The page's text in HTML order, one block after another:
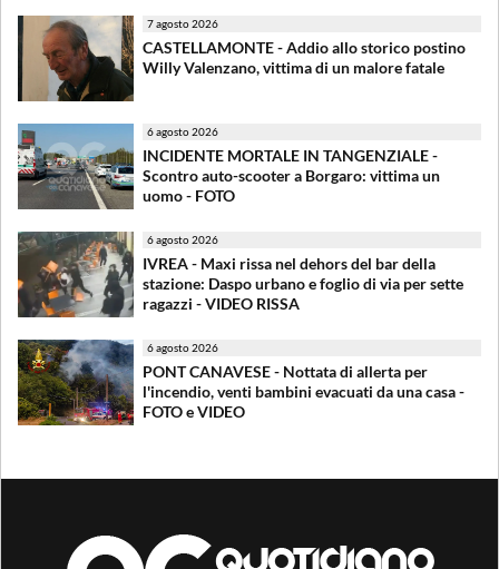
7 agosto 2026
CASTELLAMONTE - Addio allo storico postino
Willy Valenzano, vittima di un malore fatale
6 agosto 2026
INCIDENTE MORTALE IN TANGENZIALE -
Scontro auto-scooter a Borgaro: vittima un
uomo - FOTO
6 agosto 2026
IVREA - Maxi rissa nel dehors del bar della
stazione: Daspo urbano e foglio di via per sette
ragazzi - VIDEO RISSA
6 agosto 2026
PONT CANAVESE - Nottata di allerta per
l'incendio, venti bambini evacuati da una casa -
FOTO e VIDEO